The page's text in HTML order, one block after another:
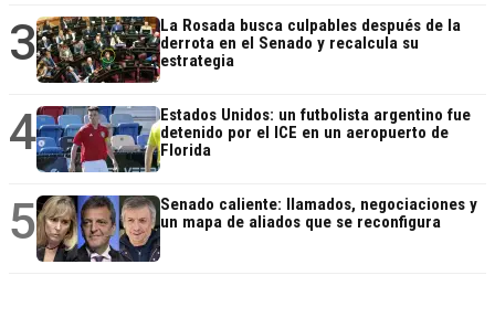
3
La Rosada busca culpables después de la
derrota en el Senado y recalcula su
estrategia
4
Estados Unidos: un futbolista argentino fue
detenido por el ICE en un aeropuerto de
Florida
5
Senado caliente: llamados, negociaciones y
un mapa de aliados que se reconfigura